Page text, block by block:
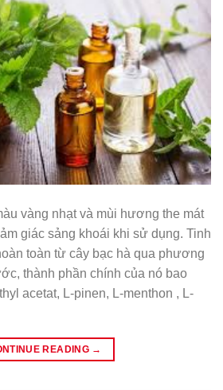
vàng nhạt và mùi hương the mát
giác sảng khoái khi sử dụng. Tinh
toàn từ cây bạc hà qua phương
thành phần chính của nó bao
acetat, L-pinen, L-menthon , L-
READING →